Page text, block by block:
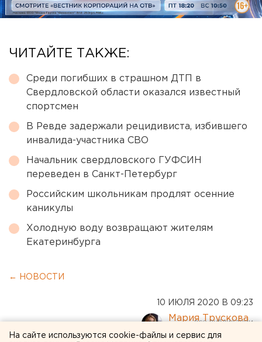
ЧИТАЙТЕ ТАКЖЕ:
Среди погибших в страшном ДТП в
Свердловской области оказался известный
спортсмен
В Ревде задержали рецидивиста, избившего
инвалида-участника СВО
Начальник свердловского ГУФСИН
переведен в Санкт-Петербург
Российским школьникам продлят осенние
каникулы
Холодную воду возвращают жителям
Екатеринбурга
← НОВОСТИ
10 ИЮЛЯ 2020 В 09:23
Мария Трускова
На сайте используются cookie-файлы и сервис для